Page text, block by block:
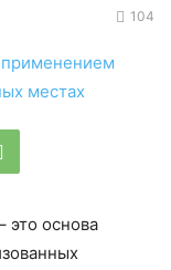
104
это основа